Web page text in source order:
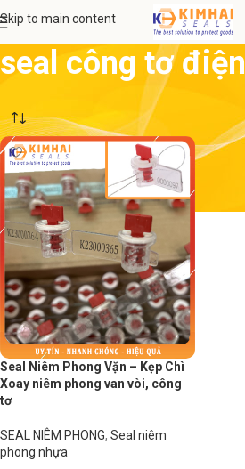
Skip to main content
seal công tơ điện
Seal Niêm Phong Vặn – Kẹp Chì
Xoay niêm phong van vòi, công
tơ
SEAL NIÊM PHONG, Seal niêm
phong nhựa